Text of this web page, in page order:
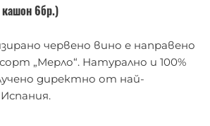
6бр.)
червено вино е направено
„Мерло“. Натурално и 100%
директно от най-